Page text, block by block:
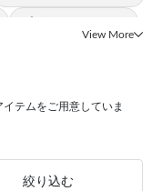
#パンツ SLIM TAPERED
View More
テムをご用意していま
絞り込む